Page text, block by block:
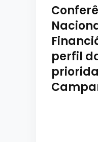
perfil